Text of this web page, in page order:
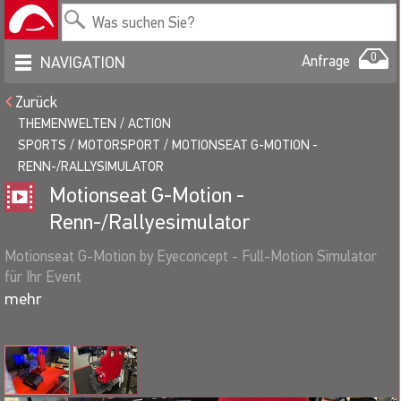
NAVIGATION Anfrage 0
Zurück
THEMENWELTEN
ACTION
SPORTS
MOTORSPORT
MOTIONSEAT G-MOTION -
RENN-/RALLYSIMULATOR
Motionseat G-Motion -
Renn-/Rallyesimulator
Motionseat G-Motion by Eyeconcept - Full-Motion Simulator
für Ihr Event
Rennwagens mit Kräften bis zu 2G simuliert - ein
atemberaubendes Motorsport Erlebnis.